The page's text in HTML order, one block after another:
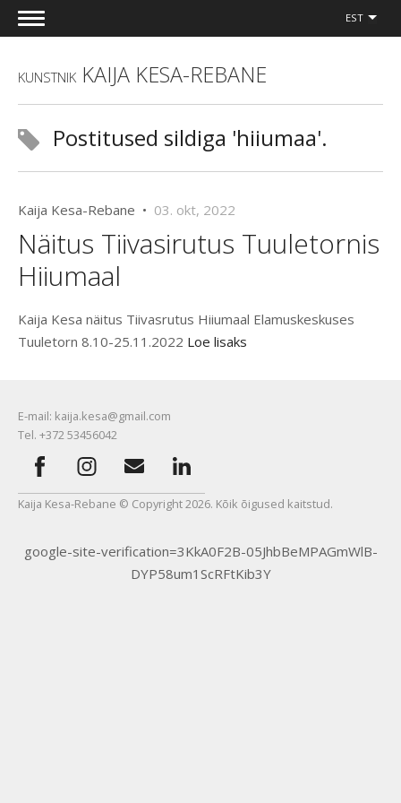
EST
KUNSTNIK KAIJA KESA-REBANE
Postitused sildiga 'hiiumaa'.
Kaija Kesa-Rebane • 03. okt, 2022
Näitus Tiivasirutus Tuuletornis
Hiiumaal
Kaija Kesa näitus Tiivasrutus Hiiumaal Elamuskeskuses
Tuuletorn 8.10-25.11.2022 Loe lisaks
E-mail: kaija.kesa@gmail.com
Tel. +372 53456042
Kaija Kesa-Rebane © Copyright 2026. Kõik õigused kaitstud.
google-site-verification=3KkA0F2B-05JhbBeMPAGmWlB-
DYP58um1ScRFtKib3Y